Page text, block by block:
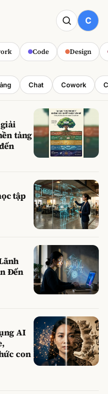
Code Design
doanh số
Chat Cowork
tảng
tập
Đến
AI
con